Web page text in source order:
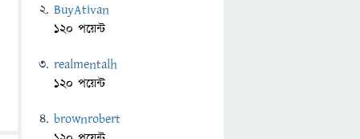
BuyAtivan
120 পয়েন্ট
realmentalh
120 পয়েন্ট
brownrobert